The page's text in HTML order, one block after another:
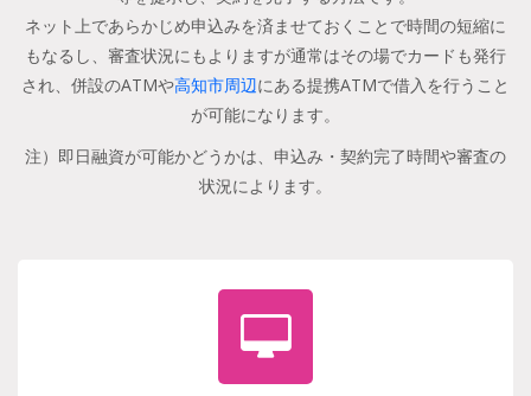
ネット上であらかじめ申込みを済ませておくことで時間の短縮に
もなるし、審査状況にもよりますが通常はその場でカードも発行
され、併設のATMや高知市周辺にある提携ATMで借入を行うこと
が可能になります。
注）即日融資が可能かどうかは、申込み・契約完了時間や審査の
状況によります。